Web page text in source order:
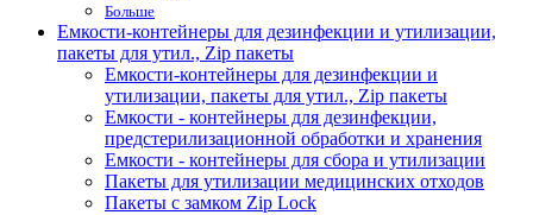
Больше
Емкости-контейнеры для дезинфекции и утилизации,
пакеты для утил., Zip пакеты
Емкости-контейнеры для дезинфекции и
утилизации, пакеты для утил., Zip пакеты
Емкости - контейнеры для дезинфекции,
предстерилизационной обработки и хранения
Емкости - контейнеры для сбора и утилизации
Пакеты для утилизации медицинских отходов
Пакеты с замком Zip Lock